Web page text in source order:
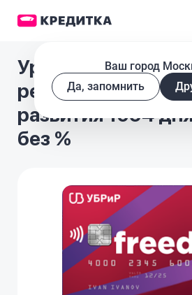
Ваш город
Да, запомнить
Уральский Банк
реконструкции и
развития 1094
без %